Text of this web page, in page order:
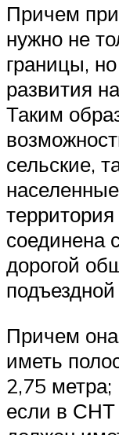
Причем
нужно не
границы,
развития
Таким
сельские,
соединена
дорогой
Причем
иметь
2,75 метра;
если в СНТ